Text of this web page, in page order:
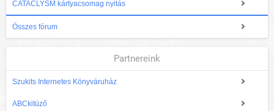
CATACLYSM kártyacsomag nyitás
Összes fórum
Partnereink
Szukits Internetes Könyváruház
ABCkitüző